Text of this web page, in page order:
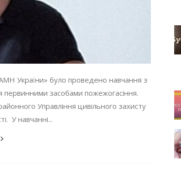
України» було проведено навчання з
первинними засобами пожежогасіння.
Управління цивільного захисту
У навчанні...